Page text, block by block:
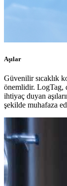
Aşılar
Güvenilir sıcaklık
önemlidir. LogTag,
ihtiyaç duyan
şekilde muhafaza